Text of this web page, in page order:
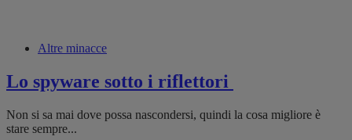
Altre minacce
Lo spyware sotto i riflettori
Non si sa mai dove possa nascondersi, quindi la cosa migliore è
stare sempre...